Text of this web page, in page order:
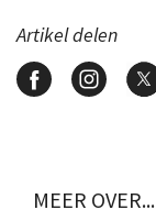
Artikel delen
MEER OVER...